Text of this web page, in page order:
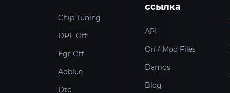
Chip Tuning
DPF Off
Egr Off
Adblue
Dtc
ссылка
API
Ori / Mod Files
Damos
Blog